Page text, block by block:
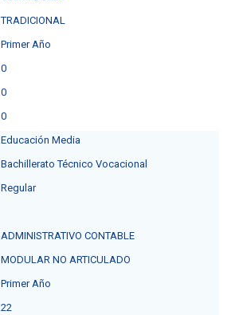
TRADICIONAL
Primer Año
0
0
0
Educación Media
Bachillerato Técnico Vocacional
Regular
ADMINISTRATIVO CONTABLE
MODULAR NO ARTICULADO
Primer Año
22